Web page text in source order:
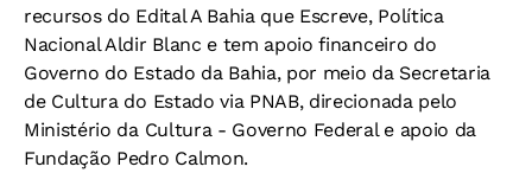
recursos do Edital A Bahia que Escreve, Política
Nacional Aldir Blanc e tem apoio financeiro do
Governo do Estado da Bahia, por meio da Secretaria
de Cultura do Estado via PNAB, direcionada pelo
Ministério da Cultura - Governo Federal e apoio da
Fundação Pedro Calmon.